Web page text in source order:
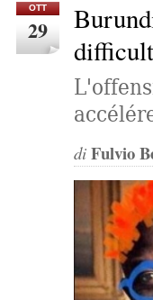
OTT
29
di Fulvio